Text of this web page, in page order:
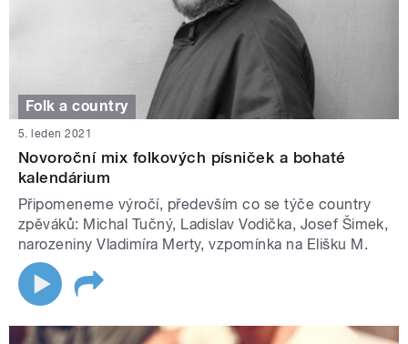
Folk a country
5. leden 2021
Novoroční mix folkových písniček a bohaté
kalendárium
Připomeneme výročí, především co se týče country
zpěváků: Michal Tučný, Ladislav Vodička, Josef Šimek,
narozeniny Vladimíra Merty, vzpomínka na Elišku M.